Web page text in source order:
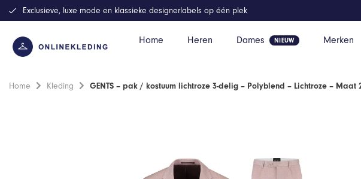
Home Heren Dames Merken
Exclusieve, luxe mode en klassieke designerlabels op één plek
Home Kleding GENTS – pak / kostuum lichtroze 3-delig – Polyblend – Lichtroze – Maat